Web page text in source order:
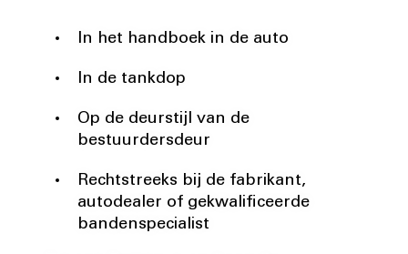
In het handboek in de auto
In de tankdop
Op de deurstijl van de
bestuurdersdeur
Rechtstreeks bij de fabrikant,
autodealer of gekwalificeerde
bandenspecialist